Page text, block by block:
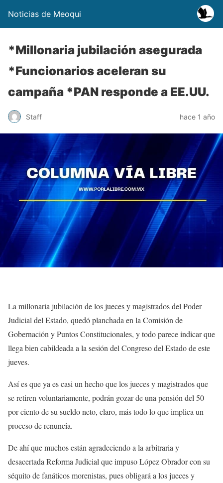
Noticias de Meoqui
*Millonaria jubilación asegurada
*Funcionarios aceleran su
campaña *PAN responde a EE.UU.
Staff hace 1 año
La millonaria jubilación de los jueces y magistrados del Poder
Judicial del Estado, quedó planchada en la Comisión de
Gobernación y Puntos Constitucionales, y todo parece indicar que
llega bien cabildeada a la sesión del Congreso del Estado de este
jueves.
Así es que ya es casi un hecho que los jueces y magistrados que
se retiren voluntariamente, podrán gozar de una pensión del 50
por ciento de su sueldo neto, claro, más todo lo que implica un
proceso de renuncia.
De ahí que muchos están agradeciendo a la arbitraria y
desacertada Reforma Judicial que impuso López Obrador con su
séquito de fanáticos morenistas, pues obligará a los jueces y